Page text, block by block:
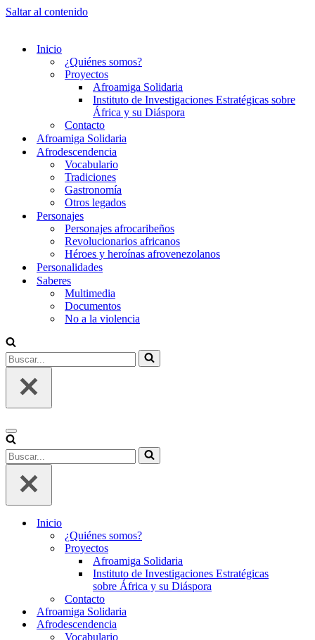
Saltar al contenido
Inicio
¿Quiénes somos?
Proyectos
Afroamiga Solidaria
Instituto de Investigaciones Estratégicas sobre
África y su Diáspora
Contacto
Afroamiga Solidaria
Afrodescendencia
Vocabulario
Tradiciones
Gastronomía
Otros legados
Personajes
Personajes afrocaribeños
Revolucionarios africanos
Héroes y heroínas afrovenezolanos
Personalidades
Saberes
Multimedia
Documentos
No a la violencia
Buscar...
Menú
de
navegación
Buscar...
Inicio
¿Quiénes somos?
Proyectos
Afroamiga Solidaria
Instituto de Investigaciones Estratégicas
sobre África y su Diáspora
Contacto
Afroamiga Solidaria
Afrodescendencia
Vocabulario